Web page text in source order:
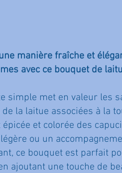
manière fraîche et
avec ce bouquet de
simple met en valeur les
la laitue associées à la
et colorée des
ou un
ce bouquet est parfait
ajoutant une touche de